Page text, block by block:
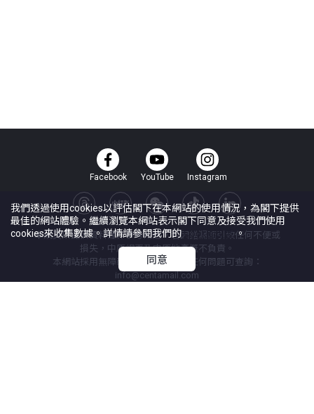
Facebook YouTube Instagram
本網頁所提供資料僅作參考用途。若因錯漏而引致任何不便或
損失，中原網頁及中原地產概不負責。
本網站採用無障礙網頁設計，如有任何問題可查詢：
info@centamail.com
我們透過使用cookies以評估閣下在本網站的使用情況，為閣下提供
最佳的網站體驗。繼續瀏覽本網站表示閣下同意及接受我們使用
cookies來收集數據。詳情請參閱我們的Cookie政策。
同意